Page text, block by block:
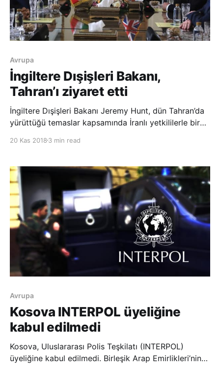
Avrupa
İngiltere Dışişleri Bakanı,
Tahran’ı ziyaret etti
İngiltere Dışişleri Bakanı Jeremy Hunt, dün Tahran’da
yürüttüğü temaslar kapsamında İranlı yetkililerle bir
geleceği ve İran’ın bölgesel çatışmalardaki rolünün
vatandaşların durumunu ele aldı.
20 Kas 2018 3 min read
Avrupa
Kosova INTERPOL üyeliğine
kabul edilmedi
Kosova, Uluslararası Polis Teşkilatı (INTERPOL)
üyeliğine kabul edilmedi. Birleşik Arap Emirlikleri’nin